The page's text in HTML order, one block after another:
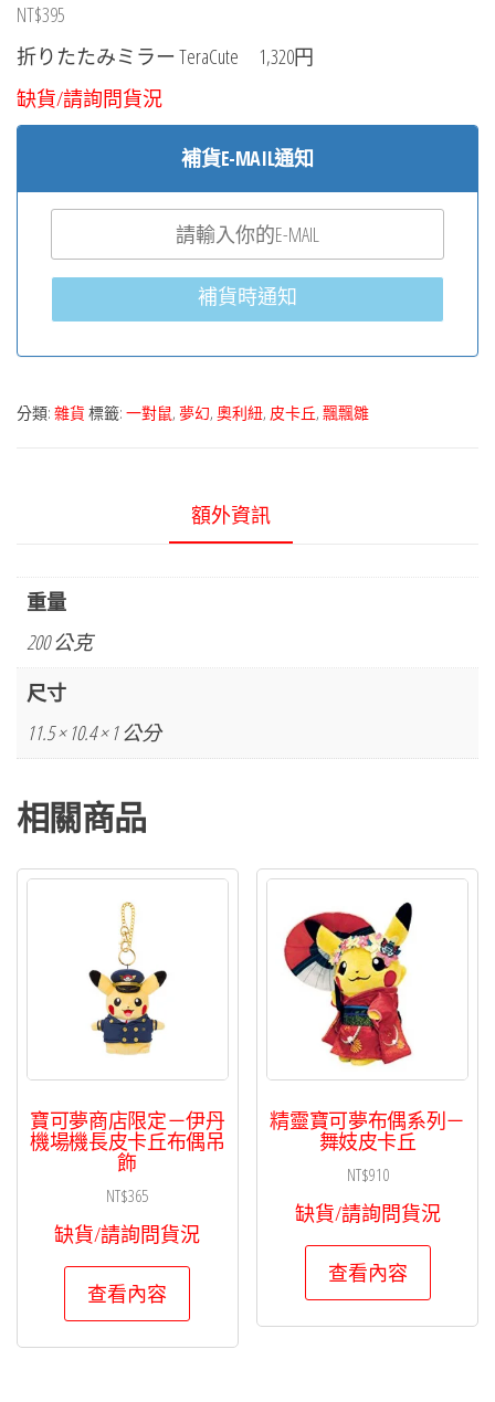
NT$395
折りたたみミラー TeraCute 1,320円
缺貨/請詢問貨況
補貨E-MAIL通知
補貨時通知
分類: 雜貨 標籤: 一對鼠, 夢幻, 奧利紐, 皮卡丘, 飄飄雛
額外資訊
重量
200 公克
尺寸
11.5 × 10.4 × 1 公分
相關商品
寶可夢商店限定－伊丹
機場機長皮卡丘布偶吊
飾
NT$365
缺貨/請詢問貨況
查看內容
精靈寶可夢布偶系列－
舞妓皮卡丘
NT$910
缺貨/請詢問貨況
查看內容